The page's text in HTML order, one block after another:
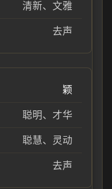
清新、文雅
去声
颖
聪明、才华
聪慧、灵动
去声